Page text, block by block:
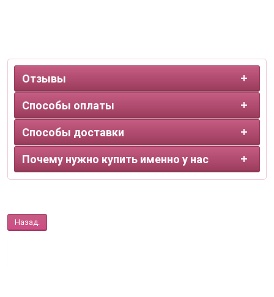
Отзывы
Способы оплаты
Способы доставки
Почему нужно купить именно у нас
Назад.